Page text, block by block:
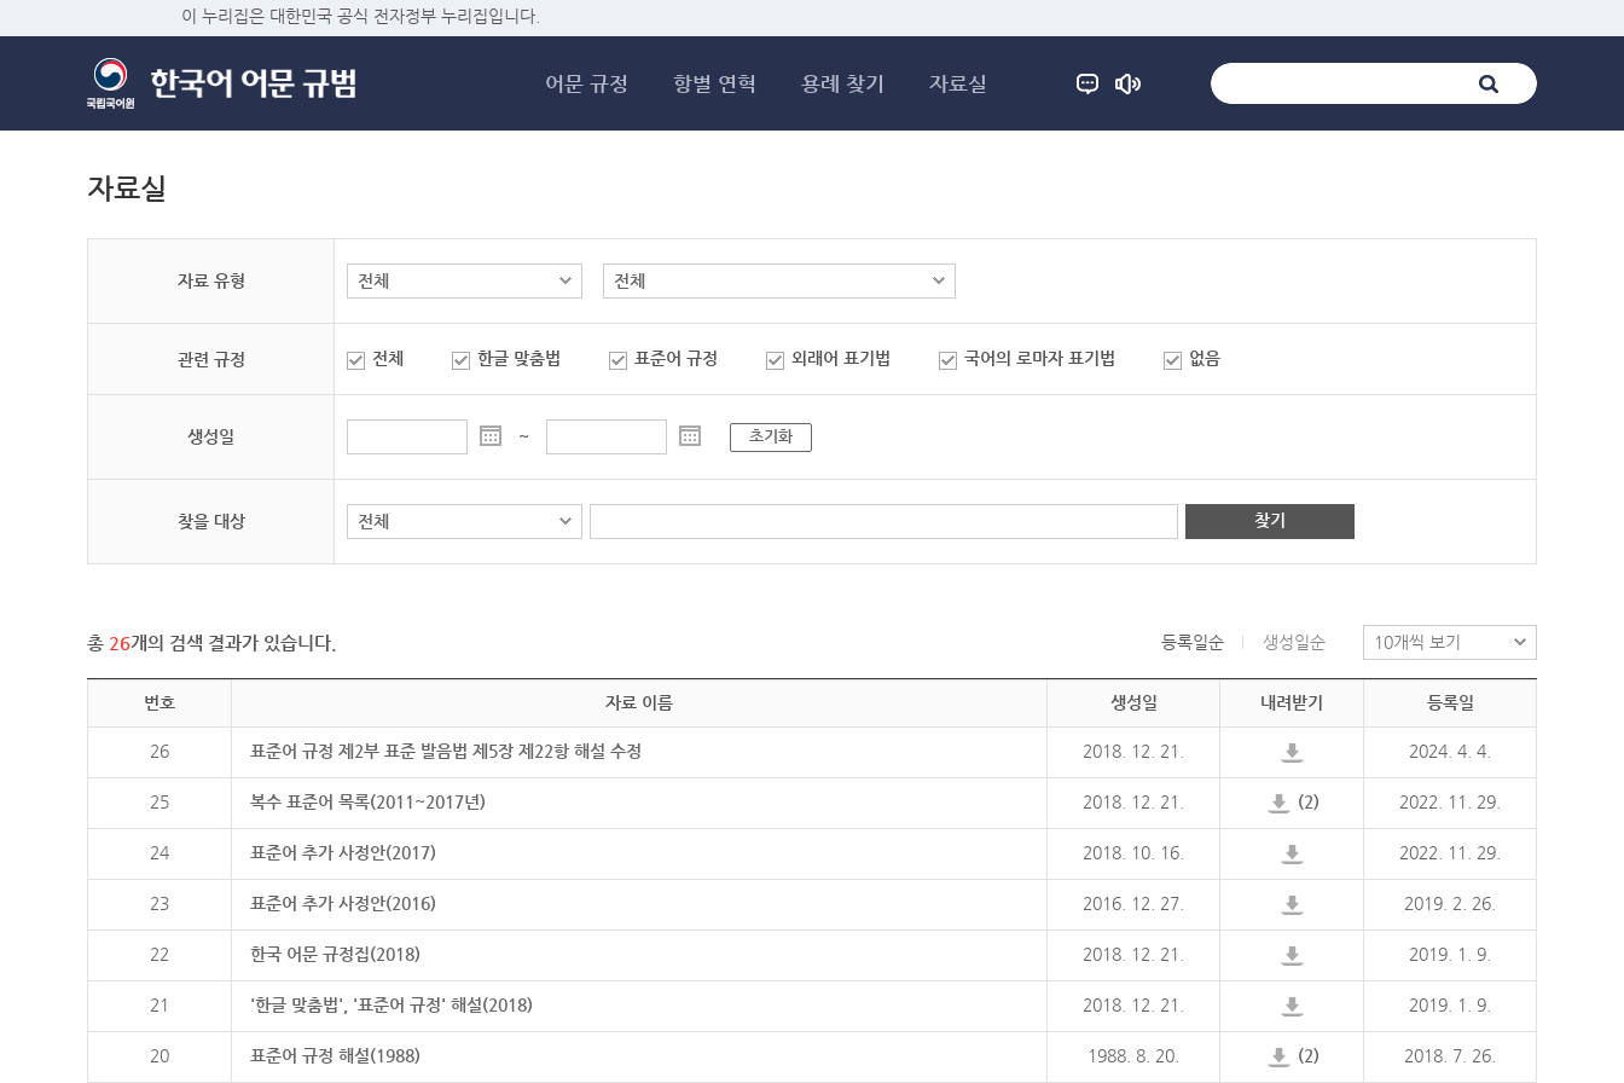
이 누리집은 대한민국 공식 전자정부 누리집입니다.
어문 규정 항별 연혁 용례 찾기 자료실
자료실
자료 유형
관련 규정 전체 한글 맞춤법 표준어 규정 외래어 표기법 국어의 로마자 표기법 없음
생성일 ~ 초기화
찾을 대상 찾기
총 26개의 검색 결과가 있습니다. 등록일순 생성일순
번호 자료 이름 생성일 내려받기 등록일
26 표준어 규정 제2부 표준 발음법 제5장 제22항 해설 수정 2018. 12. 21. 2024. 4. 4.
25 복수 표준어 목록(2011~2017년) 2018. 12. 21. (2) 2022. 11. 29.
24 표준어 추가 사정안(2017) 2018. 10. 16. 2022. 11. 29.
23 표준어 추가 사정안(2016) 2016. 12. 27. 2019. 2. 26.
22 한국 어문 규정집(2018) 2018. 12. 21. 2019. 1. 9.
21 '한글 맞춤법', '표준어 규정' 해설(2018) 2018. 12. 21. 2019. 1. 9.
20 표준어 규정 해설(1988) 1988. 8. 20. (2) 2018. 7. 26.